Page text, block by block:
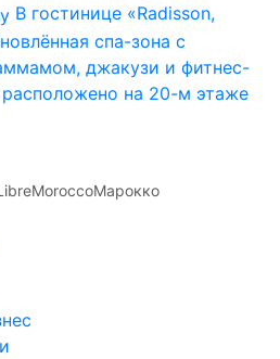
В гостинице «Radisson,
спа-зона с
джакузи и фитнес-
на 20-м этаже
MoroccoМарокко